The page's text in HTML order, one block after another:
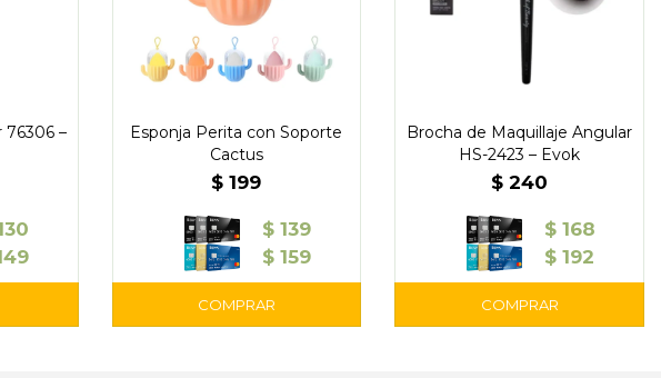
76306 –
Esponja Perita con Soporte
Cactus
$ 199
$ 139
$ 159
Brocha de Maquillaje Angular
HS-2423 – Evok
$ 240
$ 168
$ 192